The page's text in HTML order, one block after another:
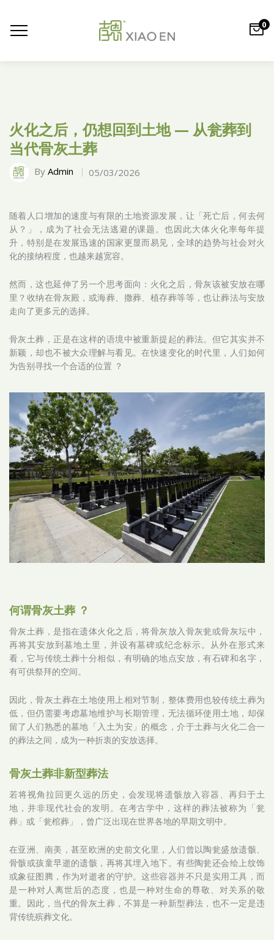
0
火化之后，仍想回到土地 — 从瓮葬到
当代骨灰土葬
By Admin 05/03/2026
随着人口增加的速度与有限的土地资源发展，让「死亡后，何去何
从？」，成为了社会无法逃避的课题。也因此大体火化率每年提
升，特别是在发展迅速的国家更显而易见，全球的趋势与社会对火
化的接纳程度，也越来越宽容。
然而，这也延伸了另一个思考面向：火化之后，骨灰该被安放在哪
里？收纳在骨灰殿，或海葬、撒葬、植存葬等等，也让葬法与安放
走向了更多元的选择。
骨灰土葬，正是在这样的语境中被重新提起的葬法。但它其实并不
新颖，却也不被大众理解与看见。在快速变化的时代里，人们如何
为告别寻找一个合适的位置 ？
何谓骨灰土葬 ？
骨灰土葬，是指在遗体火化之后，将骨灰放入骨灰瓮或骨灰坛中，
再将其安放到墓地土里，并设有墓碑或纪念标示。从外在形式来
看，它与传统土葬十分相似，有明确的地点安放，有石碑和名字，
有可供祭拜的空间。
因此，骨灰土葬在土地使用上相对节制，整体费用也较传统土葬为
低，但仍需要考虑墓地维护与长期管理，无法循环使用土地，却保
留了人们熟悉的墓地「入土为安」的概念，介于土葬与火化二合一
的葬法之间，成为一种折衷的安放选择。
骨灰土葬非新型葬法
若将视角拉回更久远的历史，会发现将遗骸放入容器、再归于土
地，并非现代社会的发明。在考古学中，这样的葬法被称为「瓮
葬」或「瓮棺葬」，曾广泛出现在世界各地的早期文明中。
在亚洲、南美，甚至欧洲的史前文化里，人们曾以陶瓮盛放遗骸、
骨骸或孩童早逝的遗骸，再将其埋入地下。有些陶瓮还会绘上纹饰
或象征图腾，作为对逝者的守护。这些容器并不只是实用工具，而
是一种对人离世后的态度，也是一种对生命的尊敬、对关系的敬
重。因此，当代的骨灰土葬，不算是一种新型葬法，也不一定是违
背传统殡葬文化。